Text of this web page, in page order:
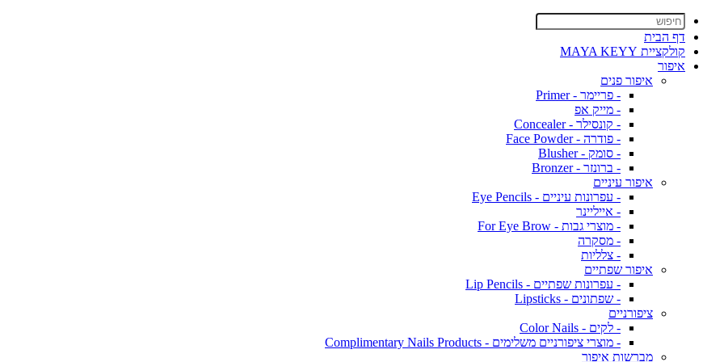
דף הבית
קולקציית MAYA KEYY
איפור
איפור פנים
- פריימר - Primer
- מייק אפ
- קונסילר - Concealer
- פודרה - Face Powder
- סומק - Blusher
- ברונזר - Bronzer
איפור עיניים
- עפרונות עיניים - Eye Pencils
- אייליינר
- מוצרי גבות - For Eye Brow
- מסקרה
- צלליות
איפור שפתיים
- עפרונות שפתיים - Lip Pencils
- שפתונים - Lipsticks
ציפורניים
- לקים - Color Nails
- מוצרי ציפורניים משלימים - Complimentary Nails Products
מברשות איפור